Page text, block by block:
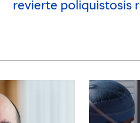
revierte poliquistosis